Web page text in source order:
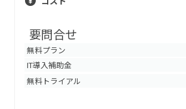
要問合せ
無料プラン
IT導入補助金
無料トライアル